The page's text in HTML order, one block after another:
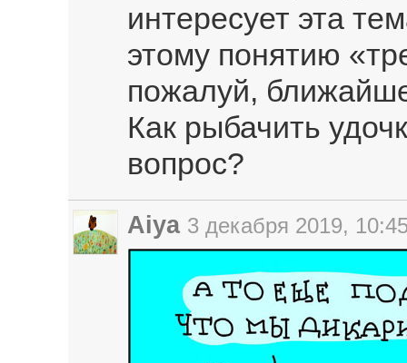
интересует эта
этому понятию
пожалуй,
Как рыбачить
вопрос?
Aiya 3 декабря 2019,